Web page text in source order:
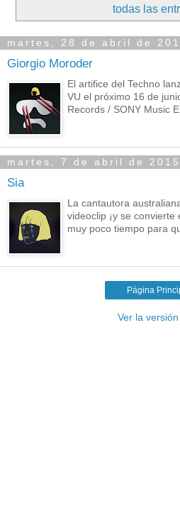
todas las
martes, 28 de abril de
Giorgio Moroder
El artifice del Techno
VU el próximo 16 de
Records / SONY Music
martes, 7 de abril de 2015
Sia
La cantautora
videoclip ¡y se
muy poco tiempo para
Página
Ver la